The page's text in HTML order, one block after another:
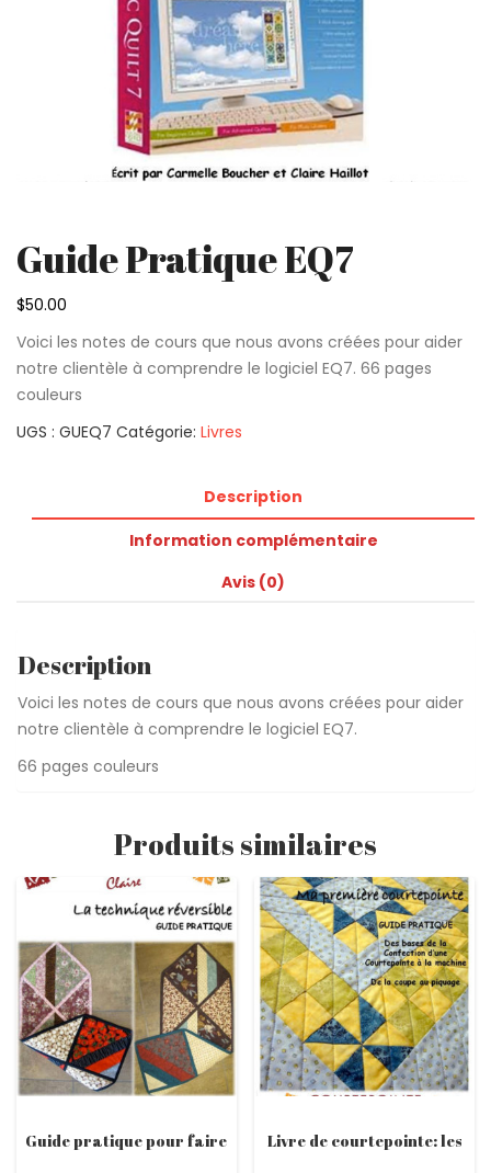
Guide Pratique EQ7
$50.00
Voici les notes de cours que nous avons créées pour aider
notre clientèle à comprendre le logiciel EQ7. 66 pages
couleurs
UGS : GUEQ7 Catégorie: Livres
Description
Information complémentaire
Avis (0)
Description
Voici les notes de cours que nous avons créées pour aider
notre clientèle à comprendre le logiciel EQ7.
66 pages couleurs
Produits similaires
Guide pratique pour faire Livre de courtepointe: les